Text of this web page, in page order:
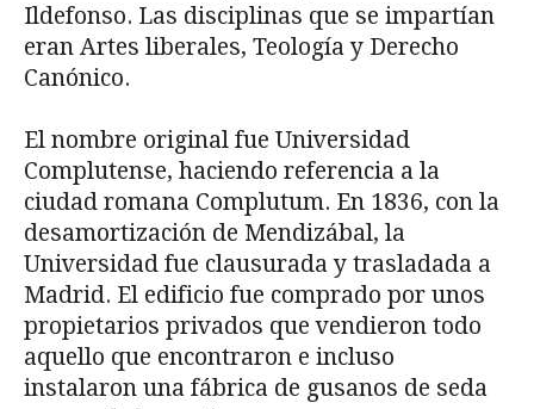
Ildefonso. Las disciplinas que se impartían
eran Artes liberales, Teología y Derecho
Canónico.
El nombre original fue Universidad
Complutense, haciendo referencia a la
ciudad romana Complutum. En 1836, con la
desamortización de Mendizábal, la
Universidad fue clausurada y trasladada a
Madrid. El edificio fue comprado por unos
propietarios privados que vendieron todo
aquello que encontraron e incluso
instalaron una fábrica de gusanos de seda